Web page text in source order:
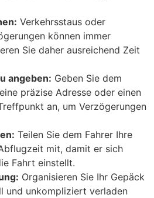
Verkehrsstaus oder
können immer
Sie daher ausreichend Zeit
angeben: Geben Sie dem
präzise Adresse oder einen
an, um Verzögerungen
Teilen Sie dem Fahrer Ihre
mit, damit er sich
Fahrt einstellt.
Organisieren Sie Ihr Gepäck
und unkompliziert verladen